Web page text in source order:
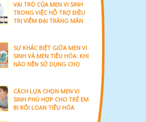
VAI TRÒ CỦA MEN VI SINH
TRONG VIỆC HỖ TRỢ ĐIỀU
TRỊ VIÊM ĐẠI TRÀNG MÃN
SỰ KHÁC BIỆT GIỮA MEN VI
SINH VÀ MEN TIÊU HÓA: KHI
NÀO NÊN SỬ DỤNG CHO
CÁCH LỰA CHỌN MEN VI
SINH PHÙ HỢP CHO TRẺ EM
BỊ RỐI LOẠN TIÊU HÓA